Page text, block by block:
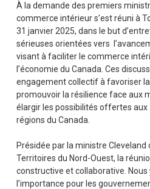
À la demande des premiers
commerce intérieur s’est réuni à
31 janvier 2025, dans le but
sérieuses orientées vers
visant à faciliter le commerce
l’économie du Canada. Ces
engagement collectif à favoriser
promouvoir la résilience face aux
élargir les possibilités offertes
régions du Canada.
Présidée par la ministre
Territoires du Nord-Ouest, la
constructive et collaborative. Nous
l’importance pour les